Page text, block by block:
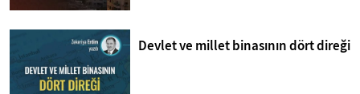
Devlet ve millet binasının dört direği